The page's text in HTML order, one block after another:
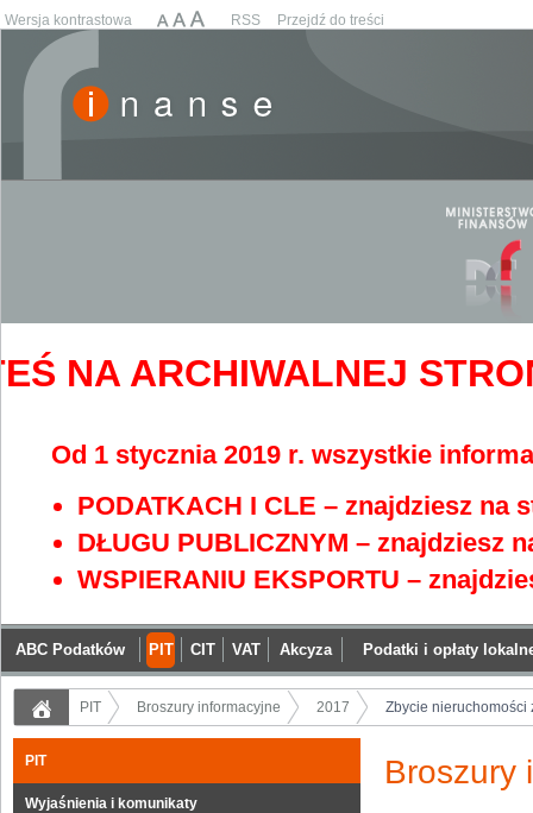
Wersja kontrastowa RSS Przejdź do treści
NA ARCHIWALNEJ
Od 1 stycznia 2019 r. wszystkie
PODATKACH I CLE – znajdziesz na
DŁUGU PUBLICZNYM – znajdziesz
WSPIERANIU EKSPORTU –
ABC Podatków PIT CIT VAT Akcyza Podatki i opłaty
PIT Broszury informacyjne 2017 Zbycie nieruchomości
PIT
Wyjaśnienia i komunikaty
Broszury